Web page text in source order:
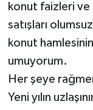
konut faizleri
satışları
konut
umuyorum.
Her şeye
Yeni yılın